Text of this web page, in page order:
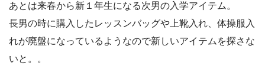
あとは来春から新１年生になる次男の入学アイテム。
長男の時に購入したレッスンバッグや上靴入れ、体操服入
れが廃盤になっているようなので新しいアイテムを探さな
いと。。